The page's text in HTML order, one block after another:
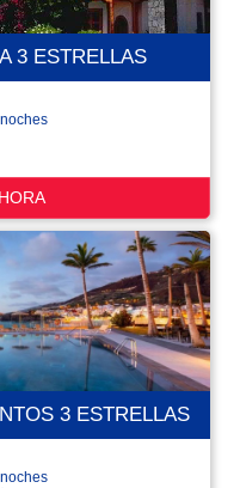
3 ESTRELLAS
3 ESTRELLAS